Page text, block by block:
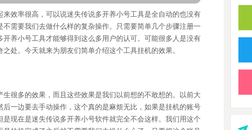
效率很高，可以说迷失传说多开养小号工具是全自动的也没有
需要我们去做什么样的复杂操作。只需要简单几个步骤注册一
养小号工具才能够得到这么多用户的认可。可能很多人是没有
处。今天就来为朋友们简单介绍这个工具挂机的效果。
生很多的效果，而且这些效果是我们以前想的不敢想的。以前大
一边要去手动操作，这个真的是麻烦无比，如果是挂机的账号
现在是迷失传说多开养小号软件就完全不会这样。我们用这个